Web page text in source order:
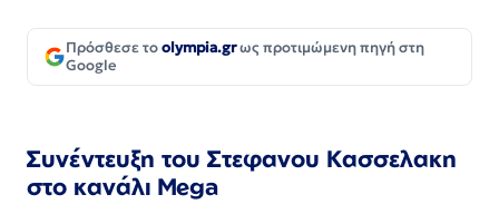
Πρόσθεσε τοolympia.grως προτιμώμενη πηγή στη
Google
Συνέντευξη του Στεφανου Κασσελακη
στο κανάλι Mega